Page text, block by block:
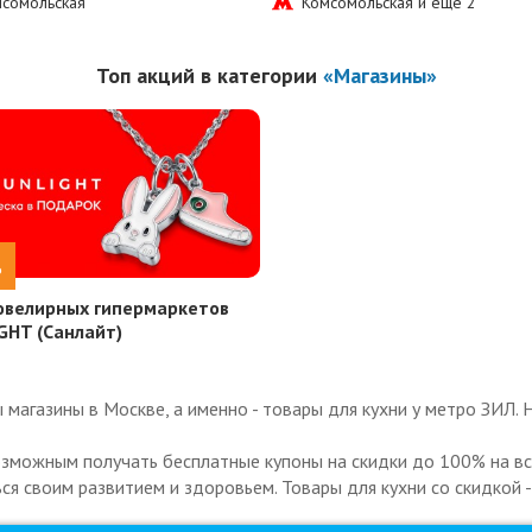
Топ акций в категории «Магазины»
гипермаркетов
(Санлайт)
в Москве, а именно - товары для кухни у метро ЗИЛ.
получать бесплатные купоны на скидки до 100% на
своим развитием и здоровьем. Товары для кухни со скидкой